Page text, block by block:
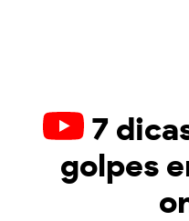
7
golpes